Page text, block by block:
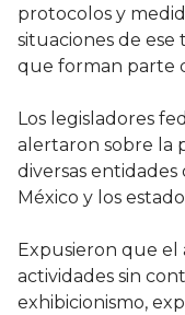
protocolos y
situaciones de ese
que forman parte
Los legisladores
alertaron sobre la
diversas
México y los
Expusieron que el
actividades sin
exhibicionismo,